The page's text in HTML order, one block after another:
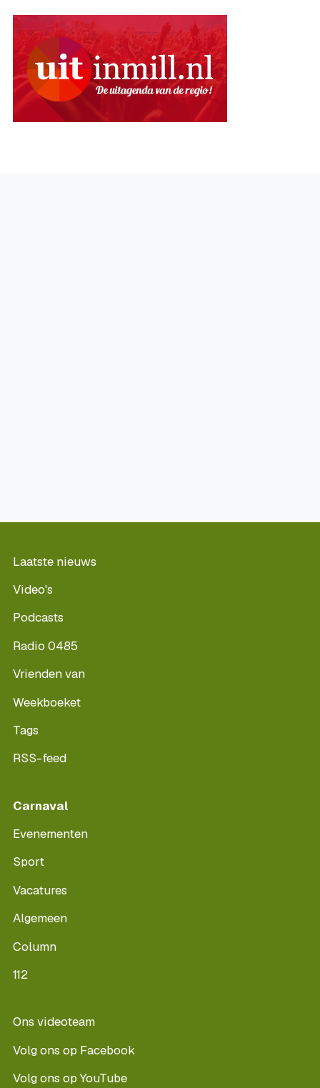
Laatste nieuws
Video's
Podcasts
Radio 0485
Vrienden van
Weekboeket
Tags
RSS-feed
Carnaval
Evenementen
Sport
Vacatures
Algemeen
Column
112
Ons videoteam
Volg ons op Facebook
Volg ons op YouTube